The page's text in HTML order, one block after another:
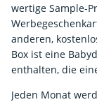
wertige Sample-
anderen,
Box ist eine
enthalten, die
Jeden Monat